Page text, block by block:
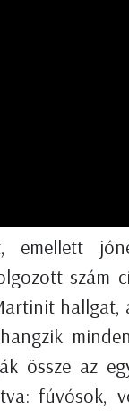
emellett
szám
hallgat,
össze az
fúvósok,